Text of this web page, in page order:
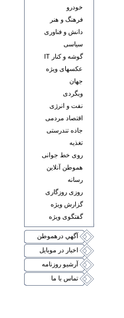
خودرو
فرهنگ و هنر
دانش و فناوری
سياسی
گوشه و کنار IT
عکسهای ويژه
جهان
وبگردی
نفت و انرژی
اقتصاد مردمی
جاده تندرستی
تغذيه
روی خط جوانی
هموطن آنلاين
رسانه
روزی روزگاری
گزارش ويژه
گفتگوی ويژه
آگهي درهموطن
اخبار در موبايل
آرشيو روزنامه
تماس با ما